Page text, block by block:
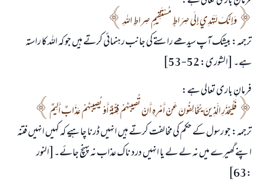
وَإِنَّكَ لَتَهْدِي إِلَى صِرَاطٍ مُسْتَقِيمٍ صِراطِ اللهِ
ترجمہ: بیشک آپ سیدھے راستے کی جانب رہنمائی کرتے ہیں جو کہ اللہ کا راستہ
ہے۔ [الشورى: 52-53]
فرمانِ باری تعالی ہے:
فَلْيَحْذَرِ الَّذِينَ يُخَالِفُونَ عَنْ أَمْرِهِ أَنْ تُصِيبَهُمْ فِتْنَةٌ أَوْ يُصِيبَهُمْ عَذَابٌ أَلِيمٌ
ترجمہ: جو رسول کے حکم کی مخالفت کرتے ہیں انہیں ڈرنا چاہیے کہ کہیں انہیں فتنہ
اپنے گھیرے میں نہ لے لے یا انہیں درد ناک عذاب نہ پہنچ جائے۔[النور
:63]
جواب نمبر 110845 نے نکاح ٹوٹنے سے بچایا۔
امت مسلمہ کے واسطے جوابات پیش کرنے کے لیے ہماری مدد کریں
رسول اللہ صلی اللہ علیہ و سلم کا فرمان ہے:
(مسلم : 1893)
ابھی تعاون کریں